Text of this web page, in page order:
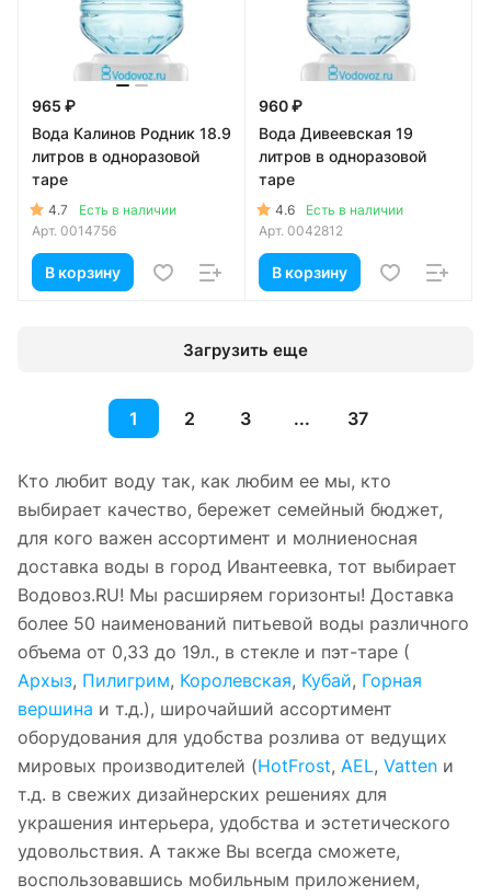
965 ₽
Вода Калинов Родник 18.9
литров в одноразовой
таре
4.7
Есть в наличии
Арт. 0014756
В корзину
960 ₽
Вода Дивеевская 19
литров в одноразовой
таре
4.6
Есть в наличии
Арт. 0042812
В корзину
Загрузить еще
1 2 3 ... 37
Кто любит воду так, как любим ее мы, кто
выбирает качество, бережет семейный бюджет,
для кого важен ассортимент и молниеносная
доставка воды в город Ивантеевка, тот выбирает
Водовоз.RU! Мы расширяем горизонты! Доставка
более 50 наименований питьевой воды различного
объема от 0,33 до 19л., в стекле и пэт-таре (
Архыз, Пилигрим, Королевская, Кубай, Горная
вершина и т.д.), широчайший ассортимент
оборудования для удобства розлива от ведущих
мировых производителей (HotFrost, AEL, Vatten и
т.д. в свежих дизайнерских решениях для
украшения интерьера, удобства и эстетического
удовольствия. А также Вы всегда сможете,
воспользовавшись мобильным приложением,